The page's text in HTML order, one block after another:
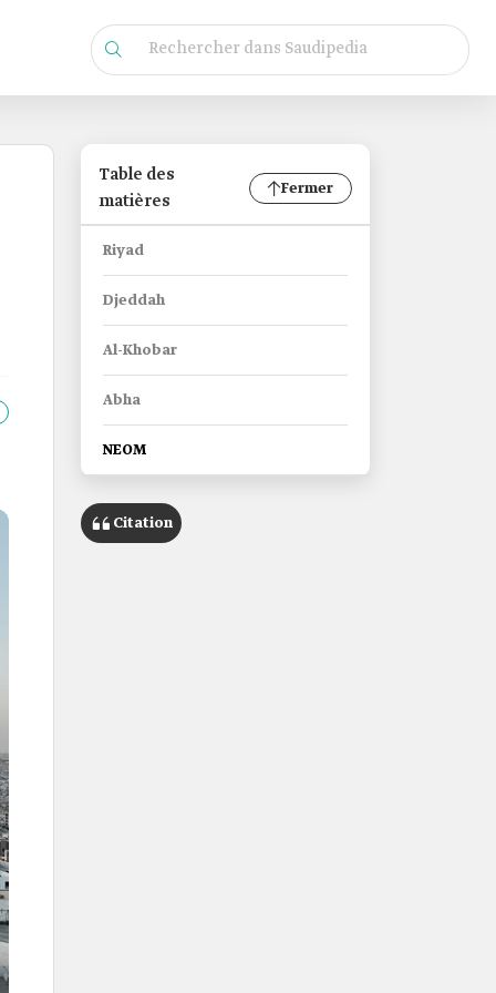
Table des
matières
Fermer
Riyad
Djeddah
Al-Khobar
Abha
NEOM
Citation